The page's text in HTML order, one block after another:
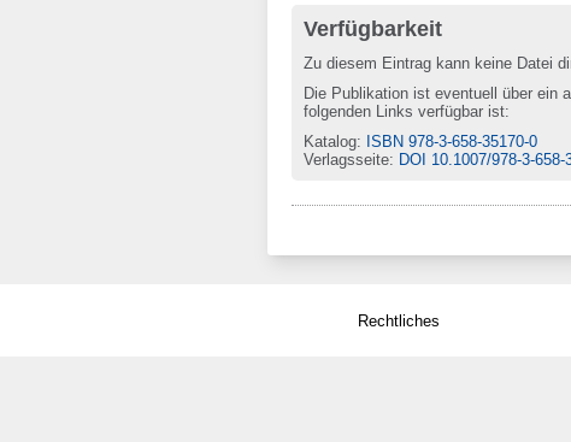
Verfügbarkeit
Zu diesem Eintrag kann keine Datei
Die Publikation ist eventuell über ein
folgenden Links verfügbar ist:
Katalog: ISBN 978-3-658-35170-0
Verlagsseite: DOI 10.1007/978-3-658-
Rechtliches